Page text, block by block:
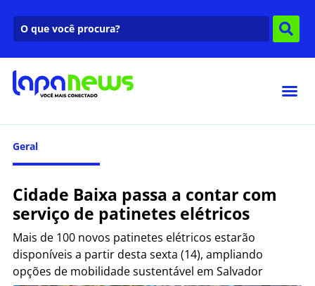
Geral
Cidade Baixa passa a contar com
serviço de patinetes elétricos
Mais de 100 novos patinetes elétricos estarão
disponíveis a partir desta sexta (14), ampliando
opções de mobilidade sustentável em Salvador